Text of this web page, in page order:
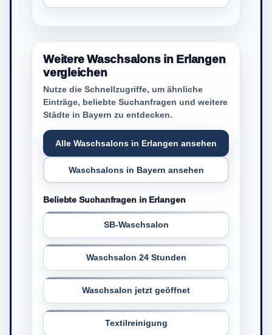
Weitere Waschsalons in Erlangen
vergleichen
Nutze die Schnellzugriffe, um ähnliche
Einträge, beliebte Suchanfragen und weitere
Städte in Bayern zu entdecken.
Alle Waschsalons in Erlangen ansehen
Waschsalons in Bayern ansehen
Beliebte Suchanfragen in Erlangen
SB-Waschsalon
Waschsalon 24 Stunden
Waschsalon jetzt geöffnet
Textilreinigung